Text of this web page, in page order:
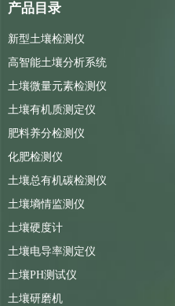
产品目录
新型土壤检测仪
高智能土壤分析系统
土壤微量元素检测仪
土壤有机质测定仪
肥料养分检测仪
化肥检测仪
土壤总有机碳检测仪
土壤墒情监测仪
土壤硬度计
土壤电导率测定仪
土壤PH测试仪
土壤研磨机